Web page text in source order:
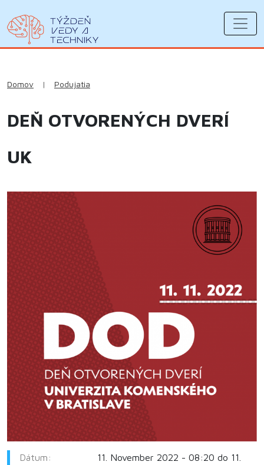
Domov | Podujatia
DEŇ OTVORENÝCH DVERÍ
UK
Dátum:
11. November 2022 - 08:20 do 11.